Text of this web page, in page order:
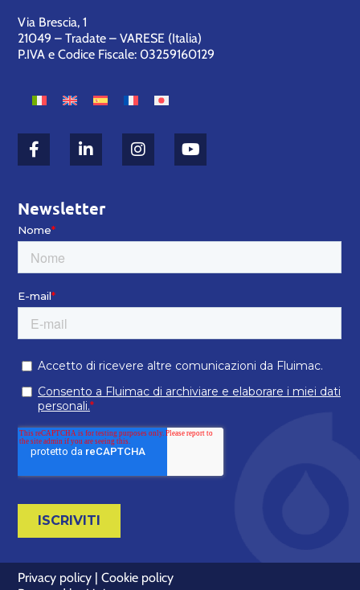
Via Brescia, 1
21049 – Tradate – VARESE (Italia)
P.IVA e Codice Fiscale: 03259160129
Newsletter
Privacy policy |Cookie policy